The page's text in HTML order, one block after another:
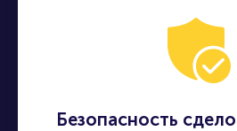
Безопасность